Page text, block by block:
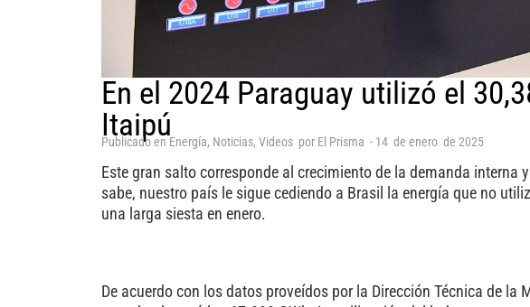
En el 2024 Paraguay utilizó el
Itaipú
Publicado en Energía, Noticias, Videos por El Prisma - 14 de enero de 2025
Este gran salto corresponde al crecimiento de la demanda interna
sabe, nuestro país le sigue cediendo a Brasil la energía que no
una larga siesta en enero.
De acuerdo con los datos proveídos por la Dirección Técnica de